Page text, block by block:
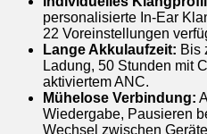
personalisierte In-Ear
22 Voreinstellungen
Lange Akkulaufzeit: Bis
Ladung, 50 Stunden mit
aktiviertem ANC.
Mühelose Verbindung:
Wiedergabe, Pausieren
Wechsel zwischen